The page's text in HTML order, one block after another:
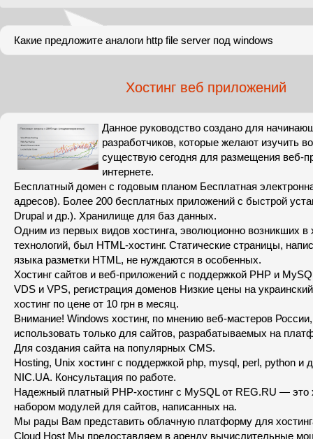
Какие предложите аналоги http file server под windows
Хостинг веб приложений
Данное руководство создано для
разработчиков, которые желают изучить
существую сегодня для размещения веб-
интернете.
Бесплатный домен с годовым планом Бесплатная
адресов). Более 200 бесплатных приложений с быстрой
Drupal и др.). Хранилище для баз данных.
Одним из первых видов хостинга, эволюционно возникших в
технологий, был HTML-хостинг. Статические страницы,
языка разметки HTML, не нуждаются в особенных.
Хостинг сайтов и веб-приложений с поддержкой PHP и
VDS и VPS, регистрация доменов Низкие цены на
хостинг по цене от 10 грн в месяц.
Внимание! Windows хостинг, по мнению веб-мастеров
использовать только для сайтов, разрабатываемых на
Для создания сайта на популярных CMS.
Hosting, Unix хостинг с поддержкой php, mysql, perl, python и
NIC.UA. Консультация по работе.
Надежный платный PHP-хостинг с MySQL от REG.RU — это
набором модулей для сайтов, написанных на.
Мы рады Вам представить облачную платформу для
Cloud Host Мы предоставляем в аренду вычислительные